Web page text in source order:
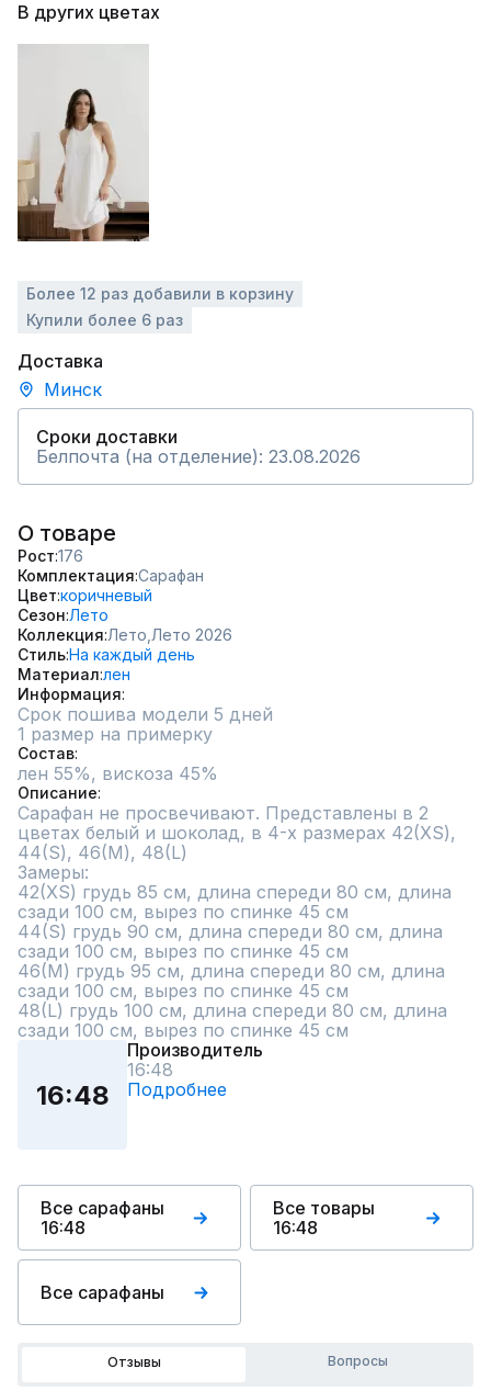
В других цветах
Более 12 раз добавили в корзину
Купили более 6 раз
Доставка
Минск
Сроки доставки
Белпочта (на отделение): 23.08.2026
О товаре
Рост 176
Комплектация Сарафан
Цвет коричневый
Сезон Лето
Коллекция Лето, Лето 2026
СтильНа каждый день
Материал лен
Информация
Срок пошива модели 5 дней
1 размер на примерку
Состав
Описание
Сарафан не просвечивают. Представлены в 2
цветах белый и шоколад, в 4-х размерах 42(XS),
44(S), 46(M), 48(L)
Замеры:
42(XS) грудь 85 см, длина спереди 80 см, длина
сзади 100 см, вырез по спинке 45 см
44(S) грудь 90 см, длина спереди 80 см, длина
сзади 100 см, вырез по спинке 45 см
46(М) грудь 95 см, длина спереди 80 см, длина
сзади 100 см, вырез по спинке 45 см
48(L) грудь 100 см, длина спереди 80 см, длина
сзади 100 см, вырез по спинке 45 см
16:48
Производитель
16:48
Подробнее
Все сарафаны
16:48
Все товары
16:48
Все сарафаны
Отзывы Вопросы